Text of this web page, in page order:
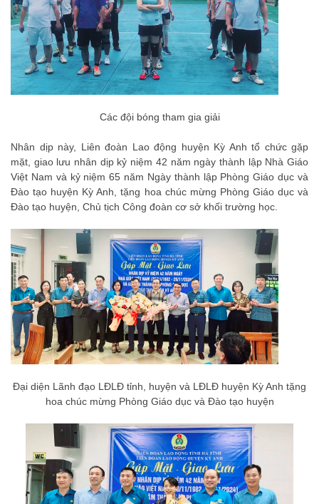
Các đội bóng tham gia giải
Nhân dịp này, Liên đoàn Lao động huyện Kỳ Anh tổ chức gặp
mặt, giao lưu nhân dịp kỷ niệm 42 năm ngày thành lập Nhà Giáo
Việt Nam và kỷ niệm 65 năm Ngày thành lập Phòng Giáo dục và
Đào tạo huyện Kỳ Anh, tặng hoa chúc mừng Phòng Giáo dục và
Đào tạo huyện, Chủ tịch Công đoàn cơ sở khối trường học.
Đại diện Lãnh đạo LĐLĐ tỉnh, huyện và LĐLĐ huyện Kỳ Anh tặng
hoa chúc mừng Phòng Giáo dục và Đào tạo huyện